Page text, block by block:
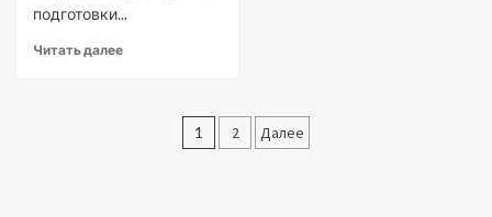
подготовки...
Читать далее
Пагинация
1 2 Далее